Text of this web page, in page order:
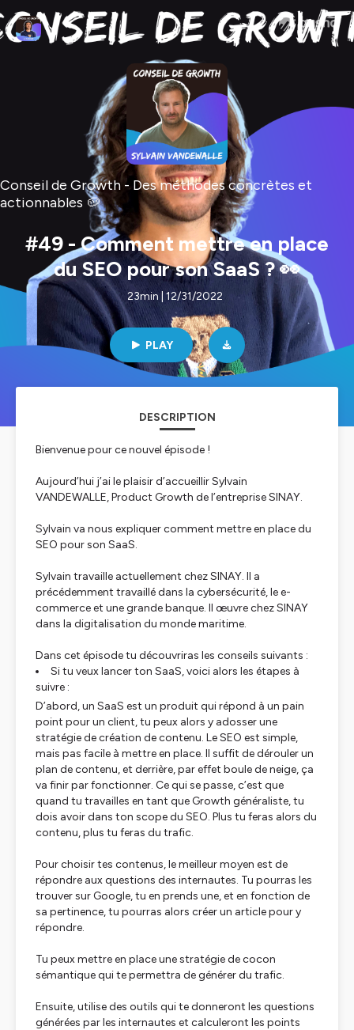
Conseil de Growth - Des méthodes concrètes et
actionnables 🥔
#49 - Comment mettre en place
du SEO pour son SaaS ? 👀
23min | 12/31/2022
PLAY
DESCRIPTION
Bienvenue pour ce nouvel épisode !
Aujourd’hui j’ai le plaisir d’accueillir Sylvain
VANDEWALLE, Product Growth de l’entreprise SINAY.
Sylvain va nous expliquer comment mettre en place du
SEO pour son SaaS.
Sylvain travaille actuellement chez SINAY. Il a
précédemment travaillé dans la cybersécurité, le e-
commerce et une grande banque. Il œuvre chez SINAY
dans la digitalisation du monde maritime.
Dans cet épisode tu découvriras les conseils suivants :
Si tu veux lancer ton SaaS, voici alors les étapes à
suivre :
D’abord, un SaaS est un produit qui répond à un pain
point pour un client, tu peux alors y adosser une
stratégie de création de contenu. Le SEO est simple,
mais pas facile à mettre en place. Il suffit de dérouler un
plan de contenu, et derrière, par effet boule de neige, ça
va finir par fonctionner. Ce qui se passe, c’est que
quand tu travailles en tant que Growth généraliste, tu
dois avoir dans ton scope du SEO. Plus tu feras alors du
contenu, plus tu feras du trafic.
Pour choisir tes contenus, le meilleur moyen est de
répondre aux questions des internautes. Tu pourras les
trouver sur Google, tu en prends une, et en fonction de
sa pertinence, tu pourras alors créer un article pour y
répondre.
Tu peux mettre en place une stratégie de cocon
sémantique qui te permettra de générer du trafic.
Ensuite, utilise des outils qui te donneront les questions
générées par les internautes et calculeront les points